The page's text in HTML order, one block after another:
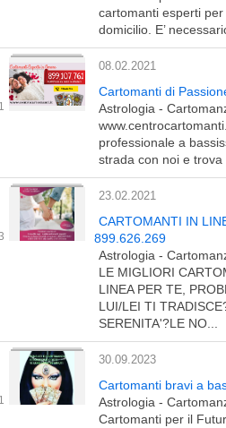
cartomanti esperti
domicilio. E’
08.02.2021
Cartomanti di
Astrologia -
professionale a
strada con noi e trova
23.02.2021
CARTOMANTI IN
899.626.269
Astrologia -
LE MIGLIORI
LINEA PER TE,
LUI/LEI TI
SERENITA'?LE NO...
30.09.2023
Cartomanti bravi a
Astrologia -
Cartomanti per il